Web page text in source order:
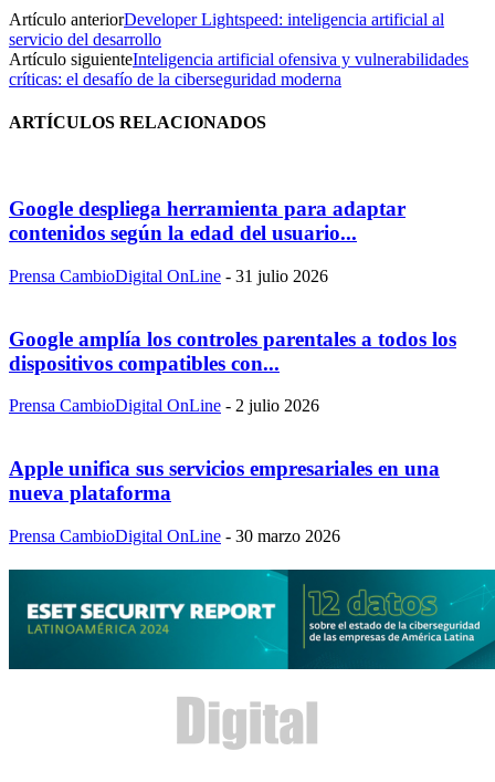
Artículo anteriorDeveloper Lightspeed: inteligencia artificial al
servicio del desarrollo
Artículo siguienteInteligencia artificial ofensiva y vulnerabilidades
críticas: el desafío de la ciberseguridad moderna
ARTÍCULOS RELACIONADOS
Google despliega herramienta para adaptar
contenidos según la edad del usuario...
Prensa CambioDigital OnLine - 31 julio 2026
Google amplía los controles parentales a todos los
dispositivos compatibles con...
Prensa CambioDigital OnLine - 2 julio 2026
Apple unifica sus servicios empresariales en una
nueva plataforma
Prensa CambioDigital OnLine - 30 marzo 2026